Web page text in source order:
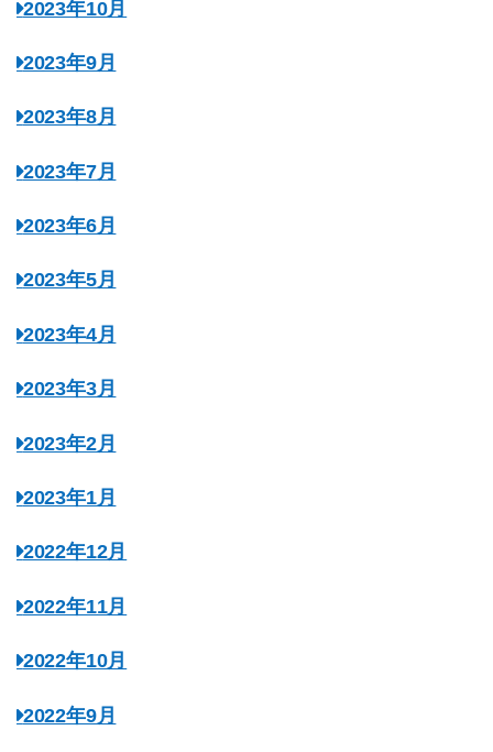
2023年10月
2023年9月
2023年8月
2023年7月
2023年6月
2023年5月
2023年4月
2023年3月
2023年2月
2023年1月
2022年12月
2022年11月
2022年10月
2022年9月